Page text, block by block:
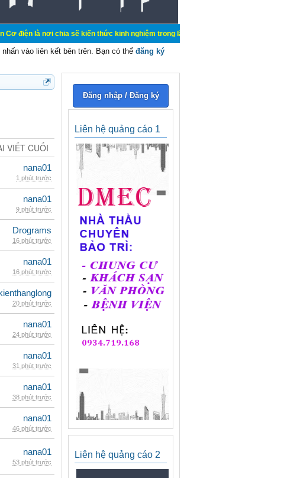
chia sẽ kiến thức kinh nghiệm trong lãnh vực cơ điện, mua bán, ký gửi, cho
nhấn vào liên kết bên trên. Bạn có thể đăng ký
VIẾT CUỐI
nana01
1 phút trước
nana01
9 phút trước
Drograms
16 phút trước
nana01
16 phút trước
20 phút trước
nana01
24 phút trước
nana01
31 phút trước
nana01
38 phút trước
nana01
46 phút trước
nana01
53 phút trước
Đăng nhập / Đăng ký
Liên hệ quảng cáo 1
Liên hệ quảng cáo 2